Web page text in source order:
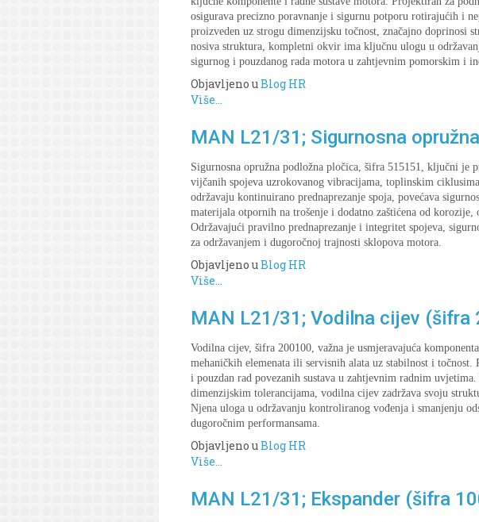
osigurava precizno poravnanje i sigurnu potporu rotirajućih i
proizveden uz strogu dimenzijsku točnost, značajno doprinosi
nosiva struktura, kompletni okvir ima ključnu ulogu u
sigurnog i pouzdanog rada motora u zahtjevnim pomorskim i
Objavljeno uBlog HR
Više...
MAN L21/31; Sigurnosna
Sigurnosna opružna podložna pločica, šifra 515151, ključni
vijčanih spojeva uzrokovanog vibracijama, toplinskim
održavaju kontinuirano prednaprezanje spoja, povećava
materijala otpornih na trošenje i dodatno zaštićena od
Održavajući pravilno prednaprezanje i integritet spojeva,
za održavanjem i dugoročnoj trajnosti sklopova motora.
Objavljeno uBlog HR
Više...
MAN L21/31; Vodilna cijev (šifra
Vodilna cijev, šifra 200100, važna je usmjeravajuća
mehaničkih elemenata ili servisnih alata uz stabilnost i
i pouzdan rad povezanih sustava u zahtjevnim radnim
dimenzijskim tolerancijama, vodilna cijev zadržava svoju
Njena uloga u održavanju kontroliranog vođenja i smanjenju
dugoročnim performansama.
Objavljeno uBlog HR
Više...
MAN L21/31; Ekspander (šifra